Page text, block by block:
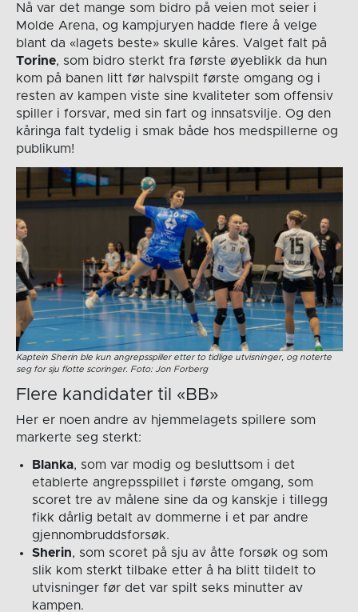
Nå var det mange som bidro på veien mot seier i
Molde Arena, og kampjuryen hadde flere å velge
blant da «lagets beste» skulle kåres. Valget falt på
Torine, som bidro sterkt fra første øyeblikk da hun
kom på banen litt før halvspilt første omgang og i
resten av kampen viste sine kvaliteter som offensiv
spiller i forsvar, med sin fart og innsatsvilje. Og den
kåringa falt tydelig i smak både hos medspillerne og
publikum!
Kaptein Sherin ble kun angrepsspiller etter to tidlige utvisninger, og noterte
seg for sju flotte scoringer. Foto: Jon Forberg
Flere kandidater til «BB»
Her er noen andre av hjemmelagets spillere som
markerte seg sterkt:
Blanka, som var modig og besluttsom i det
etablerte angrepsspillet i første omgang, som
scoret tre av målene sine da og kanskje i tillegg
fikk dårlig betalt av dommerne i et par andre
gjennombruddsforsøk.
Sherin, som scoret på sju av åtte forsøk og som
slik kom sterkt tilbake etter å ha blitt tildelt to
utvisninger før det var spilt seks minutter av
kampen.